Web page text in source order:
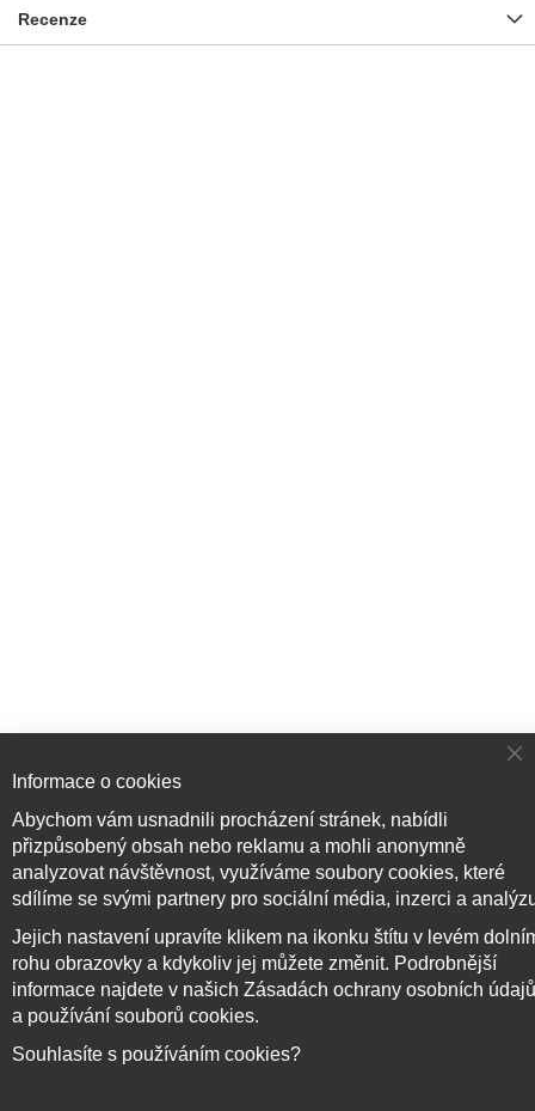
Recenze
Přihlaste se k odběru novinek
Přihlásit odběr
Informace o cookies
Abychom vám usnadnili procházení stránek, nabídli
přizpůsobený obsah nebo reklamu a mohli anonymně
analyzovat návštěvnost, využíváme soubory cookies, které
sdílíme se svými partnery pro sociální média, inzerci a
Jejich nastavení upravíte klikem na ikonku štítu v levém
rohu obrazovky a kdykoliv jej můžete změnit. Podrobnější
informace najdete v našich Zásadách ochrany osobních údajů
a používání souborů cookies.
Souhlasíte s používáním cookies?